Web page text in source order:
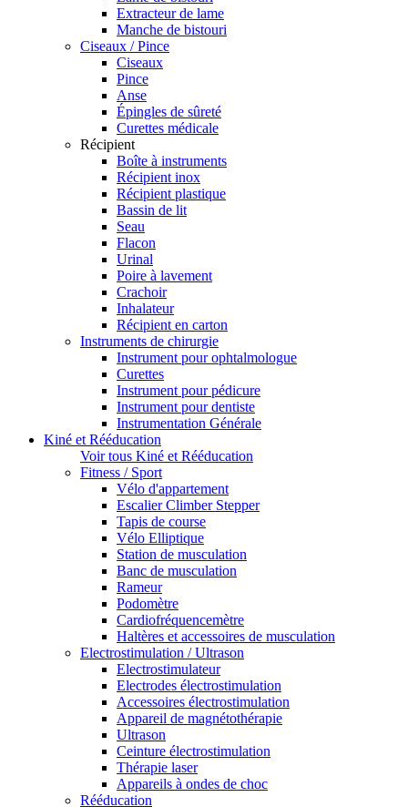
Extracteur de lame
Manche de bistouri
Ciseaux / Pince
Ciseaux
Pince
Anse
Épingles de sûreté
Curettes médicale
Récipient
Boîte à instruments
Récipient inox
Récipient plastique
Bassin de lit
Seau
Flacon
Urinal
Poire à lavement
Crachoir
Inhalateur
Récipient en carton
Instruments de chirurgie
Instrument pour ophtalmologue
Curettes
Instrument pour pédicure
Instrument pour dentiste
Instrumentation Générale
Kiné et Rééducation
Voir tous Kiné et Rééducation
Fitness / Sport
Vélo d'appartement
Escalier Climber Stepper
Tapis de course
Vélo Elliptique
Station de musculation
Banc de musculation
Rameur
Podomètre
Cardiofréquencemètre
Haltères et accessoires de musculation
Electrostimulation / Ultrason
Electrostimulateur
Electrodes électrostimulation
Accessoires électrostimulation
Appareil de magnétothérapie
Ultrason
Ceinture électrostimulation
Thérapie laser
Appareils à ondes de choc
Rééducation